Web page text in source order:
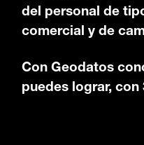
del personal de
comercial y de
Con Geodatos
puedes lograr, con